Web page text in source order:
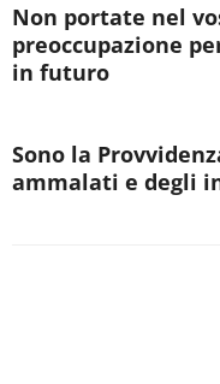
Non portate nel
preoccupazione
in futuro
Sono la
ammalati e degli